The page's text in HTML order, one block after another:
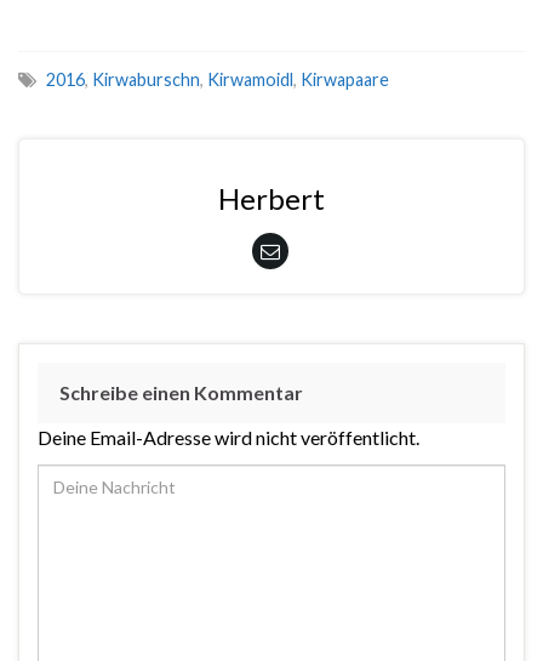
2016, Kirwaburschn, Kirwamoidl, Kirwapaare
Herbert
Schreibe einen Kommentar
Deine Email-Adresse wird nicht veröffentlicht.